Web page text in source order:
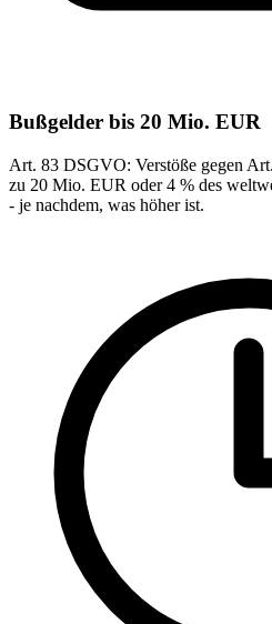
Bußgelder bis 20 Mio. EUR
Art. 83 DSGVO: Verstöße gegen
zu 20 Mio. EUR oder 4 % des
- je nachdem, was höher ist.